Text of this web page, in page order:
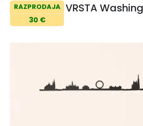
RAZPRODAJA
30 €
VRSTA